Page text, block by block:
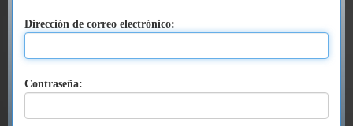
Dirección de correo electrónico:
Contraseña: